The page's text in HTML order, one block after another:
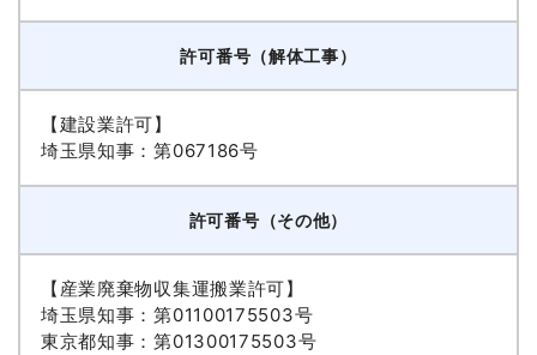
許可番号（解体工事）
【建設業許可】
埼玉県知事：第067186号
許可番号（その他）
【産業廃棄物収集運搬業許可】
埼玉県知事：第01100175503号
東京都知事：第01300175503号